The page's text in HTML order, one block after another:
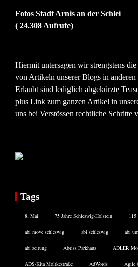
Fotos Stadt Arnis an der Schlei
( 24.308 Aufrufe)
Hiermit untersagen wir strengstens
von Artikeln unserer Blogs in
Erlaubt sind lediglich abgekürzte
plus Link zum ganzen Artikel in
uns bei Verstössen rechtliche Schritte
Tags
8. Mai 75 Jahre Schleswig-Holstein 115
abi move schleswig abi schleswig abi
abi zeitung Abriss Parkhaus ADLER
ADS-Kita Moltkestraße AdWords Agile